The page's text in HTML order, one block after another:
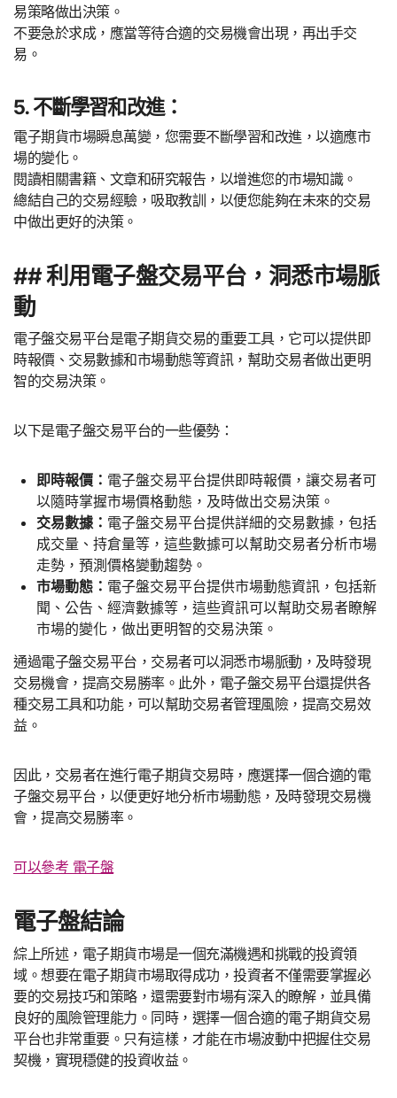
易策略做出決策。
不要急於求成，應當等待合適的交易機會出現，再出手交
易。
5. 不斷學習和改進：
電子期貨市場瞬息萬變，您需要不斷學習和改進，以適應市
場的變化。
閱讀相關書籍、文章和研究報告，以增進您的市場知識。
總結自己的交易經驗，吸取教訓，以便您能夠在未來的交易
中做出更好的決策。
## 利用電子盤交易平台，洞悉市場脈
動
電子盤交易平台是電子期貨交易的重要工具，它可以提供即
時報價、交易數據和市場動態等資訊，幫助交易者做出更明
智的交易決策。
以下是電子盤交易平台的一些優勢：
即時報價： 電子盤交易平台提供即時報價，讓交易者可
以隨時掌握市場價格動態，及時做出交易決策。
交易數據： 電子盤交易平台提供詳細的交易數據，包括
成交量、持倉量等，這些數據可以幫助交易者分析市場
走勢，預測價格變動趨勢。
市場動態： 電子盤交易平台提供市場動態資訊，包括新
聞、公告、經濟數據等，這些資訊可以幫助交易者瞭解
市場的變化，做出更明智的交易決策。
通過電子盤交易平台，交易者可以洞悉市場脈動，及時發現
交易機會，提高交易勝率。此外，電子盤交易平台還提供各
種交易工具和功能，可以幫助交易者管理風險，提高交易效
益。
因此，交易者在進行電子期貨交易時，應選擇一個合適的電
子盤交易平台，以便更好地分析市場動態，及時發現交易機
會，提高交易勝率。
可以參考 電子盤
電子盤結論
綜上所述，電子期貨市場是一個充滿機遇和挑戰的投資領
域。想要在電子期貨市場取得成功，投資者不僅需要掌握必
要的交易技巧和策略，還需要對市場有深入的瞭解，並具備
良好的風險管理能力。同時，選擇一個合適的電子期貨交易
平台也非常重要。只有這樣，才能在市場波動中把握住交易
契機，實現穩健的投資收益。